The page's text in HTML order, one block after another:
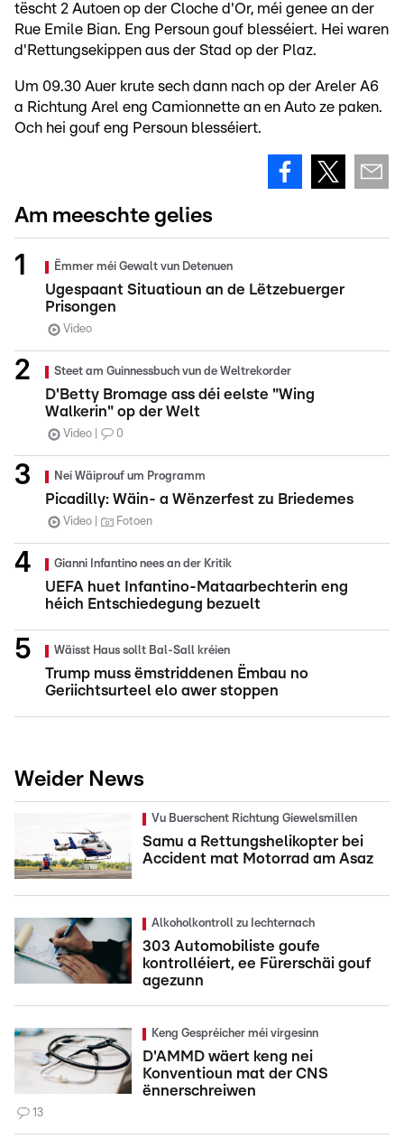
tëscht 2 Autoen op der Cloche d'Or, méi genee an der
Rue Emile Bian. Eng Persoun gouf blesséiert. Hei waren
d'Rettungsekippen aus der Stad op der Plaz.
Um 09.30 Auer krute sech dann nach op der Areler A6
a Richtung Arel eng Camionnette an en Auto ze paken.
Och hei gouf eng Persoun blesséiert.
Am meeschte gelies
Ëmmer méi Gewalt vun Detenuen
Ugespaant Situatioun an de Lëtzebuerger
Prisongen
Video
Steet am Guinnessbuch vun de Weltrekorder
D'Betty Bromage ass déi eelste "Wing
Walkerin" op der Welt
Video 0
Nei Wäiprouf um Programm
Picadilly: Wäin- a Wënzerfest zu Briedemes
Video Fotoen
Gianni Infantino nees an der Kritik
UEFA huet Infantino-Mataarbechterin eng
héich Entschiedegung bezuelt
Wäisst Haus sollt Bal-Sall kréien
Trump muss ëmstriddenen Ëmbau no
Geriichtsurteel elo awer stoppen
Weider News
Vu Buerschent Richtung Giewelsmillen
Samu a Rettungshelikopter bei
Accident mat Motorrad am Asaz
Alkoholkontroll zu Iechternach
303 Automobiliste goufe
kontrolléiert, ee Fürerschäi gouf
agezunn
Keng Gespréicher méi virgesinn
D'AMMD wäert keng nei
Konventioun mat der CNS
ënnerschreiwen
13